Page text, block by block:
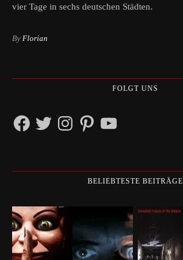
vier Tage in sechs deutschen Städten.
By Florian
FOLGT UNS
FacebookTwitterInstagramPinterestYouTube
BELIEBTESTE BEITRÄGE